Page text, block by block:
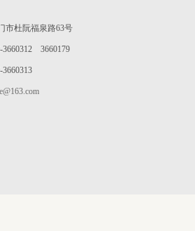
市杜阮福泉路63号
3660312 3660179